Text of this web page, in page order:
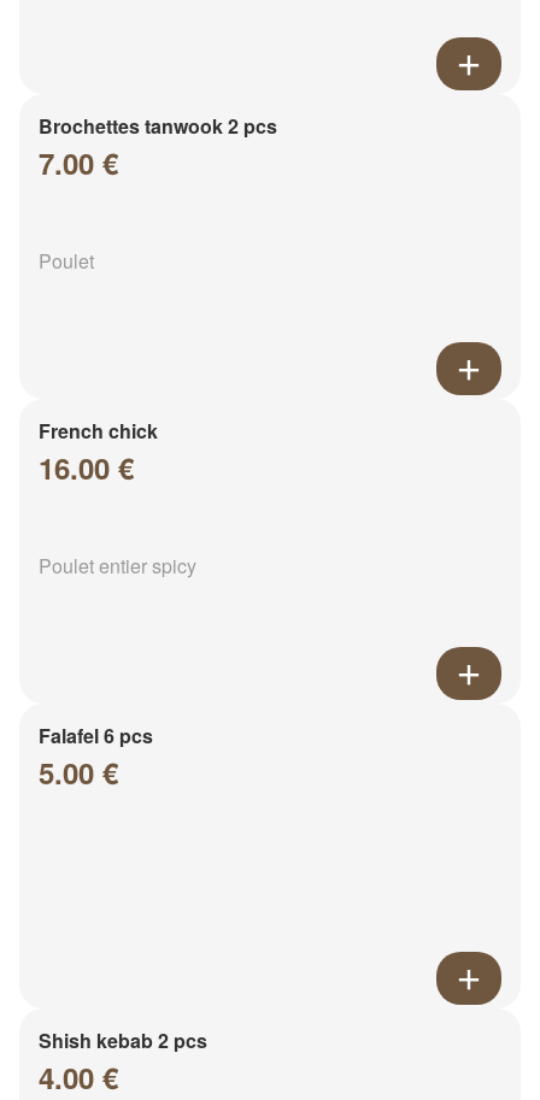
Brochettes tanwook 2 pcs
7.00 €
Poulet
French chick
16.00 €
Poulet entier spicy
Falafel 6 pcs
5.00 €
Shish kebab 2 pcs
4.00 €